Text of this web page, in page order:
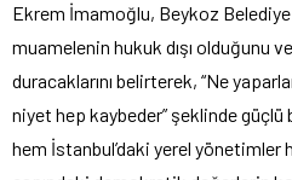
Ekrem İmamoğlu, Beykoz Belediye
muamelenin hukuk dışı olduğunu
duracaklarını belirterek, “Ne
niyet hep kaybeder” şeklinde
hem İstanbul’daki yerel yönetimler